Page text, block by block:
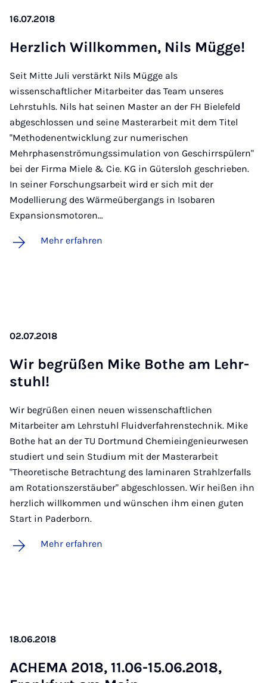
16.07.2018
Herz­lich Will­kom­men, Nils Müg­ge!
Seit Mitte Juli verstärkt Nils Mügge als
wissenschaftlicher Mitarbeiter das Team unseres
Lehrstuhls. Nils hat seinen Master an der FH Bielefeld
abgeschlossen und seine Masterarbeit mit dem Titel
"Methodenentwicklung zur numerischen
Mehrphasenströmungssimulation von Geschirrspülern"
bei der Firma Miele & Cie. KG in Gütersloh geschrieben.
In seiner Forschungsarbeit wird er sich mit der
Modellierung des Wärmeübergangs in Isobaren
Expansionsmotoren…
Mehr erfahren
02.07.2018
Wir be­grü­ßen Mike Bo­the am Lehr­
stuhl!
Wir begrüßen einen neuen wissenschaftlichen
Mitarbeiter am Lehrstuhl Fluidverfahrenstechnik. Mike
Bothe hat an der TU Dortmund Chemieingenieurwesen
studiert und sein Studium mit der Masterarbeit
"Theoretische Betrachtung des laminaren Strahlzerfalls
am Rotationszerstäuber" abgeschlossen. Wir heißen ihn
herzlich willkommen und wünschen ihm einen guten
Start in Paderborn.
Mehr erfahren
18.06.2018
ACHE­MA 2018, 11.06-15.06.2018,